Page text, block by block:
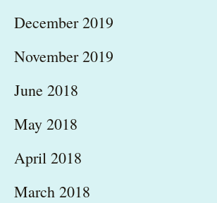
December 2019
November 2019
June 2018
May 2018
April 2018
March 2018